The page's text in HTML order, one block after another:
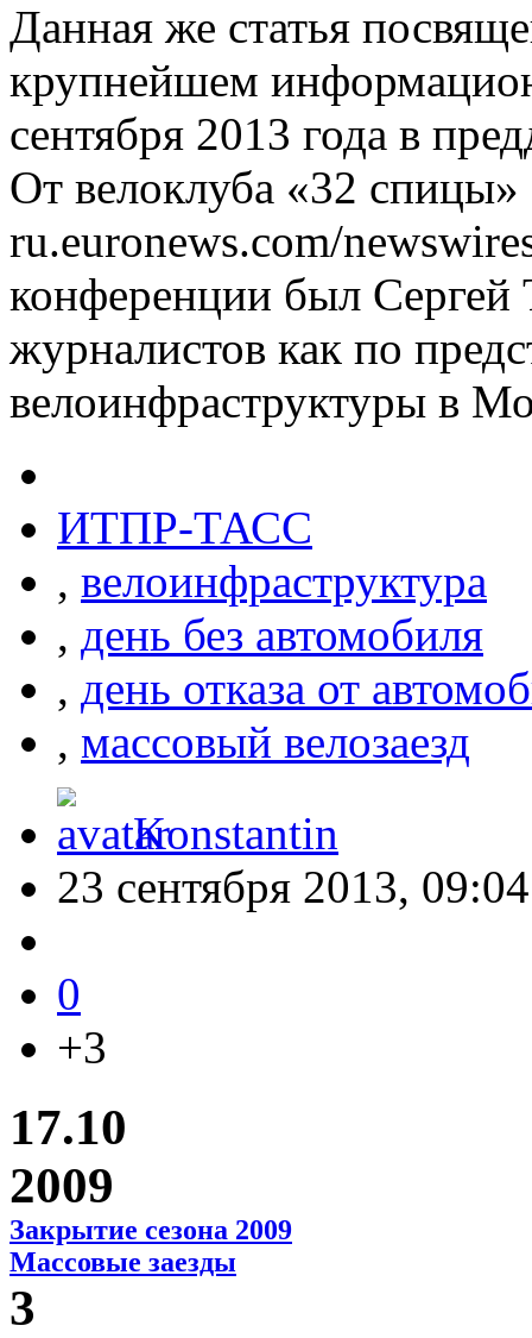
Данная же статья
крупнейшем
сентября 2013 года в
От велоклуба «32 спицы»
ru.euronews.com/
конференции был Сергей
журналистов как по
велоинфраструктуры в
ИТПР-ТАСС
, велоинфраструктура
, день без автомобиля
, день отказа от
, массовый велозаезд
Konstantin
23 сентября 2013, 09:04
0
+3
17.10
2009
Закрытие сезона 2009
Массовые заезды
3